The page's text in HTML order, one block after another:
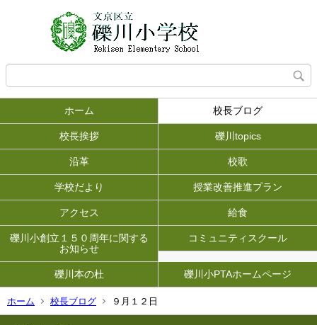
ホーム 校長ブログ
校長挨拶 礫川topics
沿革 校歌
学校だより 授業改善推進プラン
アクセス 給食
礫川小創立１５０周年に関する
お知らせ
コミュニティスクール
礫川本の杜 礫川小PTAホームページ
ホーム 校長ブログ ９月１２日